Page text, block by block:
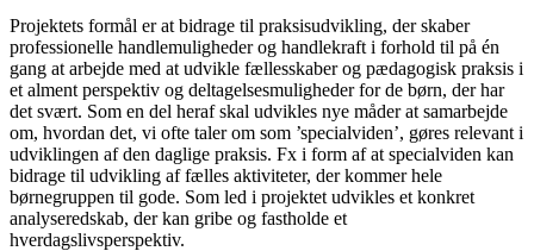
Projektets formål er at bidrage til praksisudvikling, der skaber
professionelle handlemuligheder og handlekraft i forhold til på én
gang at arbejde med at udvikle fællesskaber og pædagogisk praksis i
et alment perspektiv og deltagelsesmuligheder for de børn, der har
det svært. Som en del heraf skal udvikles nye måder at samarbejde
om, hvordan det, vi ofte taler om som ’specialviden’, gøres relevant i
udviklingen af den daglige praksis. Fx i form af at specialviden kan
bidrage til udvikling af fælles aktiviteter, der kommer hele
børnegruppen til gode. Som led i projektet udvikles et konkret
analyseredskab, der kan gribe og fastholde et
hverdagslivsperspektiv.